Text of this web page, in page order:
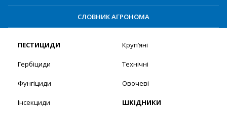
СЛОВНИК АГРОНОМА
ПЕСТИЦИДИ
Гербіциди
Фунгіциди
Інсекциди
Круп’яні
Технічні
Овочеві
ШКІДНИКИ